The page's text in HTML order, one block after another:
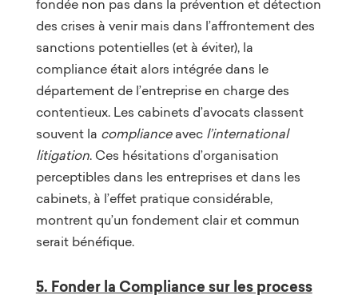
fondée non pas dans la prévention et détection
des crises à venir mais dans l’affrontement des
sanctions potentielles (et à éviter), la
compliance était alors intégrée dans le
département de l’entreprise en charge des
contentieux. Les cabinets d’avocats classent
souvent la complianceavec l’international
litigation. Ces hésitations d’organisation
perceptibles dans les entreprises et dans les
cabinets, à l’effet pratique considérable,
montrent qu’un fondement clair et commun
serait bénéfique.
5. Fonder la Compliance sur les process